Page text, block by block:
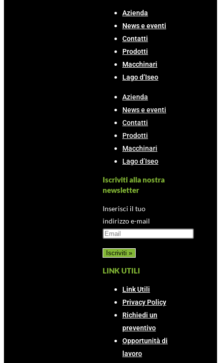
Azienda
News e eventi
Contatti
Prodotti
Macchinari
Lago d’Iseo
Azienda
News e eventi
Contatti
Prodotti
Macchinari
Lago d’Iseo
Iscriviti alla nostra
newsletter
Inserisci il tuo
indirizzo e-mail
LINK UTILI
Link Utili
Privacy Policy
Richiedi un
preventivo
Opportunità di
lavoro